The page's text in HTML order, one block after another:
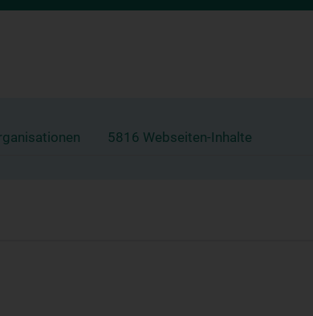
5816 Webseiten-Inhalte